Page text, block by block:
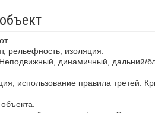
рельефность, изоляция.
динамичный, дальний/
использование правила третей.